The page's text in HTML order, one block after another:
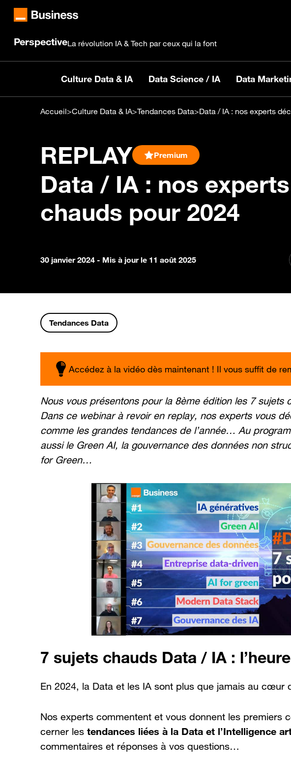
PerspectiveLa révolution IA & Tech par ceux qui la font
Culture Data & IA Data Science / IA Data
Accueil>Culture Data & IA>Tendances Data>Data / IA : nos experts
REPLAY Premium
Data / IA : nos
chauds pour 2024
30 janvier 2024 - Mis à jour le 11 août 2025
Tendances Data
Accédez à la vidéo dès maintenant ! Il vous suffit de
Nous vous présentons pour la 8ème édition les 7 sujets
Dans ce webinar à revoir en replay, nos experts vous
comme les grandes tendances de l’année… Au
aussi le Green AI, la gouvernance des données non
for Green…
7 sujets chauds Data / IA :
En 2024, la Data et les IA sont plus que jamais au cœur
Nos experts commentent et vous donnent les premiers
cerner les tendances liées à la Data et l’Intelligence
commentaires et réponses à vos questions…